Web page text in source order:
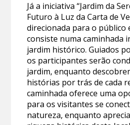
Já a iniciativa “Jardim da
Futuro à Luz da Carta de
direcionada para o público
consiste numa caminhada
jardim histórico. Guiados
os participantes serão
jardim, enquanto
histórias por trás de cada
caminhada oferece uma
para os visitantes se
natureza, enquanto